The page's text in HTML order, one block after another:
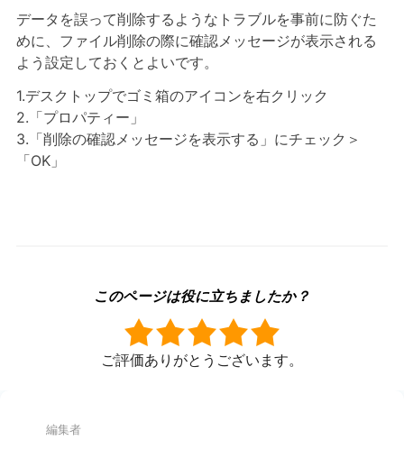
データを誤って削除するようなトラブルを事前に防ぐた
めに、ファイル削除の際に確認メッセージが表示される
よう設定しておくとよいです。
1.デスクトップでゴミ箱のアイコンを右クリック
2.「プロパティー」
3.「削除の確認メッセージを表示する」にチェック＞
「OK」
このページは役に立ちましたか？
ご評価ありがとうございます。
編集者